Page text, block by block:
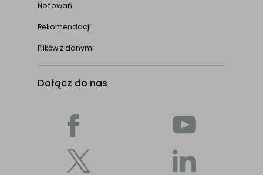
Notowań
Rekomendacji
Plików z danymi
Dołącz do nas